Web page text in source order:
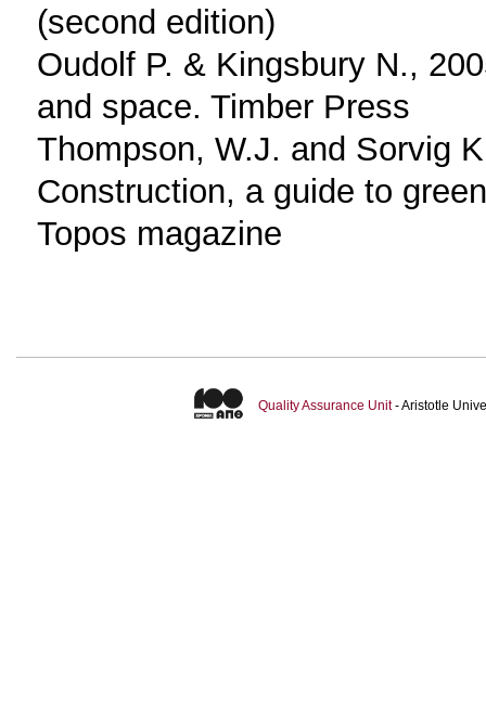
(second edition)
Oudolf P. & Kingsbury N.,
and space. Timber Press
Thompson, W.J. and Sorvig
Construction, a guide to
Topos magazine
Quality Assurance Unit- Aristotle